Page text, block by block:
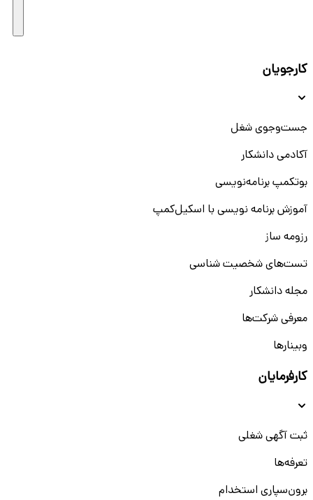
کارجویان
جست‌و‌جوی شغل
آکادمی دانشکار
بوتکمپ برنامه‌نویسی
آموزش برنامه نویسی با اسکیل‌کمپ
رزومه ساز
تست‌های شخصیت شناسی
مجله دانشکار
معرفی شرکت‌ها
وبینار‌‌ها
کارفرمایان
ثبت آگهی شغلی
تعرفه‌ها
برون‌سپاری استخدام